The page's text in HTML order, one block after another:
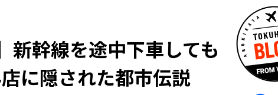
新幹線を途中下車しても
に隠された都市伝説